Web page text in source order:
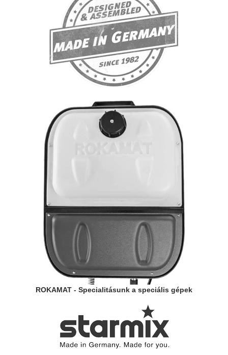
ROKAMAT - Specialitásunk a speciális gépek